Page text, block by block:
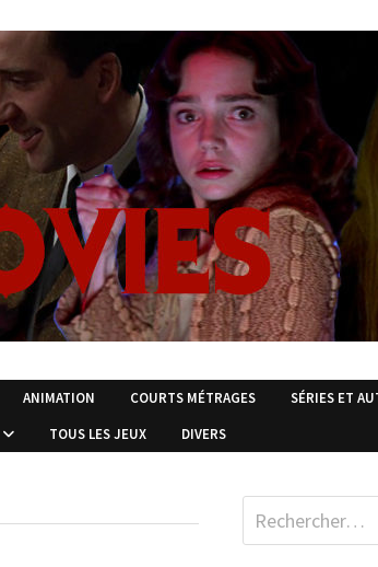
ANIMATION COURTS MÉTRAGES
SÉRIES ET
TOUS LES JEUX DIVERS
Rechercher :